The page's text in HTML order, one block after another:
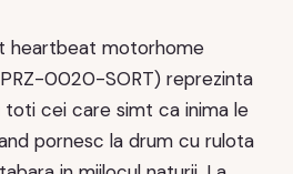
heartbeat motorhome
0020-SORT) reprezinta
cei care simt ca inima le
pornesc la drum cu rulota